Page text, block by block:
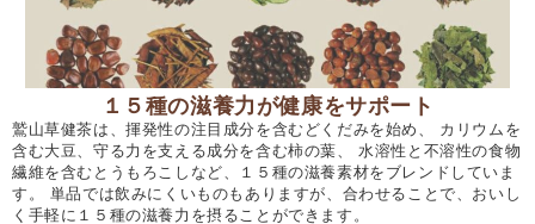
１５種の滋養力が健康をサポート
鷲山草健茶は、揮発性の注目成分を含むどくだみを始め、 カリウムを
含む大豆、守る力を支える成分を含む柿の葉、 水溶性と不溶性の食物
繊維を含むとうもろこしなど、１５種の滋養素材をブレンドしていま
す。 単品では飲みにくいものもありますが、合わせることで、おいし
く手軽に１５種の滋養力を摂ることができます。